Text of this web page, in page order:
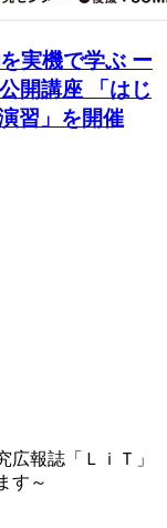
実機で学ぶ ー
開講座 「はじ
習」を開催
広報誌「ＬｉＴ」
す～